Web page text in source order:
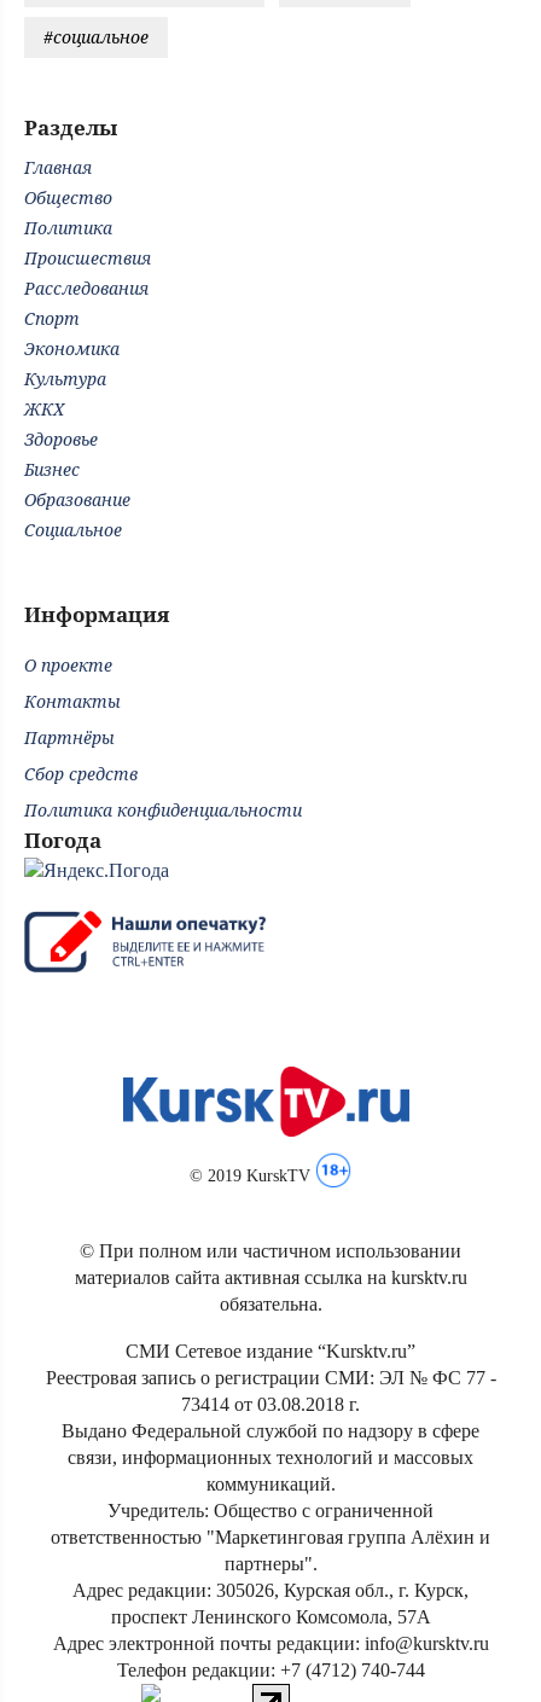
#социальное
Разделы
Главная
Общество
Политика
Происшествия
Расследования
Спорт
Экономика
Культура
ЖКХ
Здоровье
Бизнес
Образование
Социальное
Информация
О проекте
Контакты
Партнёры
Сбор средств
Политика конфиденциальности
Погода
© 2019 KurskTV
© При полном или частичном использовании
материалов сайта активная ссылка на kursktv.ru
обязательна.
СМИ Сетевое издание “Kursktv.ru”
Реестровая запись о регистрации СМИ: ЭЛ № ФС 77 -
73414 от 03.08.2018 г.
Выдано Федеральной службой по надзору в сфере
связи, информационных технологий и массовых
коммуникаций.
Учредитель: Общество с ограниченной
ответственностью "Маркетинговая группа Алёхин и
партнеры".
Адрес редакции: 305026, Курская обл., г. Курск,
проспект Ленинского Комсомола, 57А
Адрес электронной почты редакции: info@kursktv.ru
Телефон редакции: +7 (4712) 740-744